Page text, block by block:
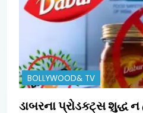
BOLLYWOOD& TV
ડાબરના પ્રોડક્ટ્સ શુદ્ધ ન